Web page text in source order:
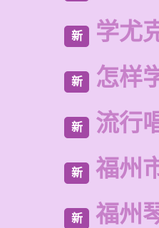
新 学尤
新 怎样
新 流行
新 福州
新 福州